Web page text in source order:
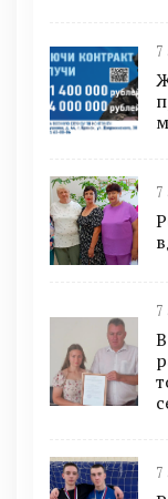
7
7
7
7